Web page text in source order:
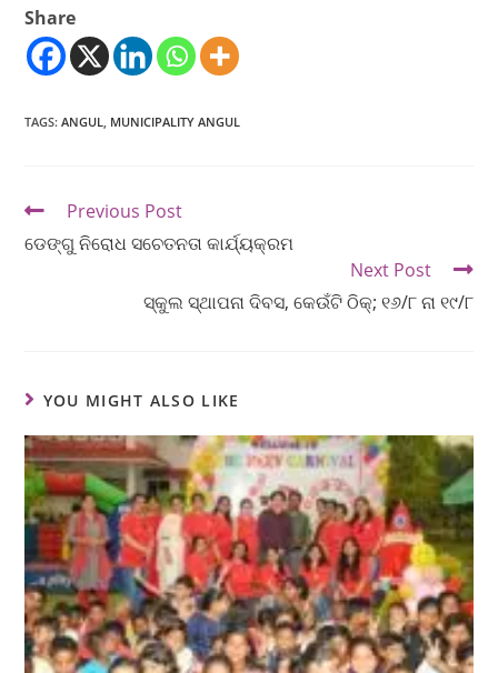
Share
TAGS:ANGUL, MUNICIPALITY ANGUL
Previous Post
ଡେଙ୍ଗୁ ନିରୋଧ ସଚେତନତା କାର୍ଯ୍ୟକ୍ରମ
Next Post
ସ୍କୁଲ ସ୍ଥାପନା ଦିବସ, କେଉଁଟି ଠିକ୍; ୧୬/୮ ନା ୧୯/୮
YOU MIGHT ALSO LIKE